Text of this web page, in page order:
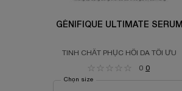
GÉNIFIQUE ULTIMATE SERUM
TINH CHẤT PHỤC HỒI DA TỐI ƯU
0 0
Chọn size